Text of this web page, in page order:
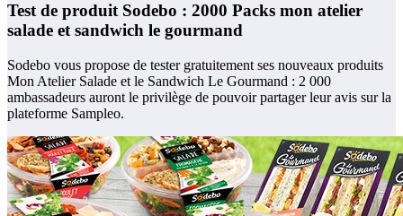
Test de produit Sodebo : 2000 Packs mon atelier
salade et sandwich le gourmand
Sodebo vous propose de tester gratuitement ses nouveaux produits
Mon Atelier Salade et le Sandwich Le Gourmand : 2 000
ambassadeurs auront le privilège de pouvoir partager leur avis sur la
plateforme Sampleo.